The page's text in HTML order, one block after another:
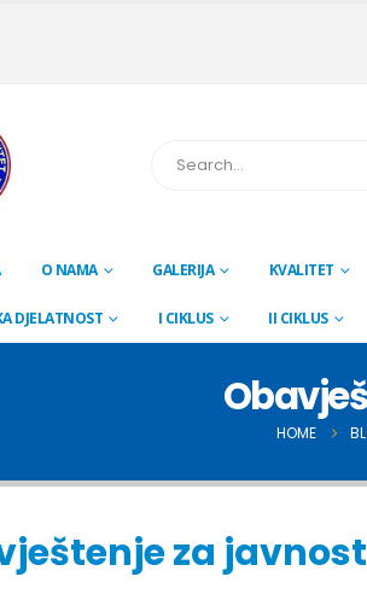
O NAMA GALERIJA KVALITET
DJELATNOST I CIKLUS II CIKLUS
HOME
za javnost